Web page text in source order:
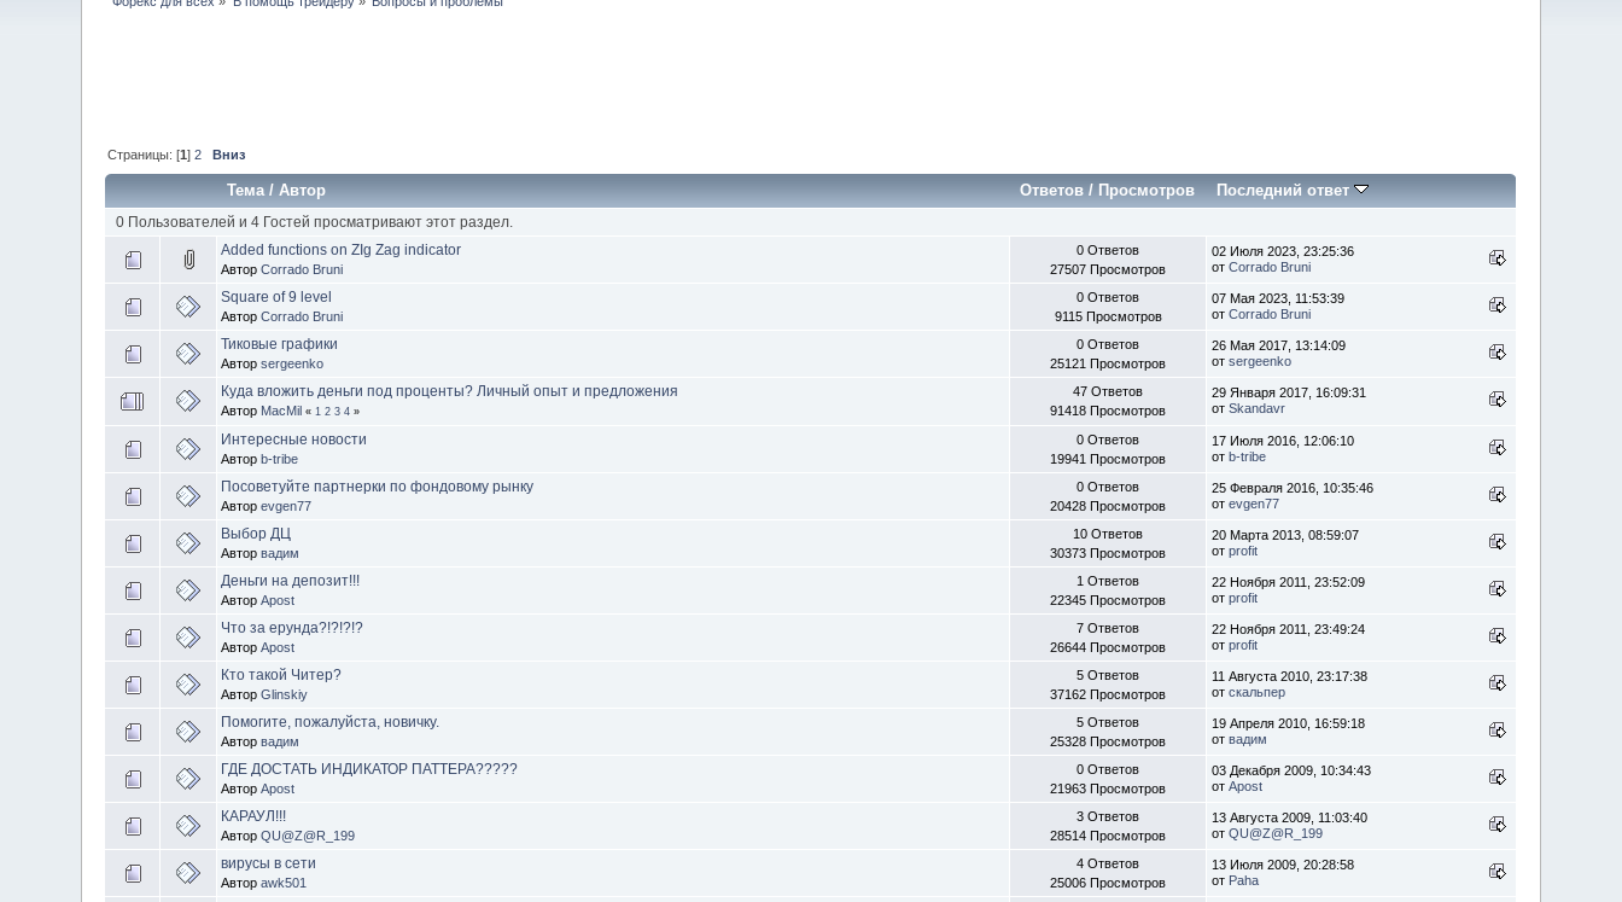
Страницы: [1]2 Вниз
Тема/Автор Ответов /Просмотров Последний ответ
0 Пользователей и 4 Гостей просматривают этот раздел.
Added functions on ZIg Zag indicator
АвторCorrado Bruni
0 Ответов
27507 Просмотров
02 Июля 2023, 23:25:36
отCorrado Bruni
Square of 9 level
АвторCorrado Bruni
0 Ответов
9115 Просмотров
07 Мая 2023, 11:53:39
отCorrado Bruni
Тиковые графики
Авторsergeenko
0 Ответов
25121 Просмотров
26 Мая 2017, 13:14:09
отsergeenko
Куда вложить деньги под проценты? Личный опыт и предложения
Автор MacMil « 1 2 3 4 »
47 Ответов
91418 Просмотров
29 Января 2017, 16:09:31
отSkandavr
Интересные новости
Авторb-tribe
0 Ответов
19941 Просмотров
17 Июля 2016, 12:06:10
отb-tribe
Посоветуйте партнерки по фондовому рынку
Авторevgen77
0 Ответов
20428 Просмотров
25 Февраля 2016, 10:35:46
отevgen77
Выбор ДЦ
Авторвадим
10 Ответов
30373 Просмотров
20 Марта 2013, 08:59:07
отprofit
Деньги на депозит!!!
АвторApost
1 Ответов
22345 Просмотров
22 Ноября 2011, 23:52:09
отprofit
Что за ерунда?!?!?!?
АвторApost
7 Ответов
26644 Просмотров
22 Ноября 2011, 23:49:24
отprofit
Кто такой Читер?
АвторGlinskiy
5 Ответов
37162 Просмотров
11 Августа 2010, 23:17:38
отскальпер
Помогите, пожалуйста, новичку.
Авторвадим
5 Ответов
25328 Просмотров
19 Апреля 2010, 16:59:18
отвадим
ГДЕ ДОСТАТЬ ИНДИКАТОР ПАТТЕРА?????
АвторApost
0 Ответов
21963 Просмотров
03 Декабря 2009, 10:34:43
отApost
КАРАУЛ!!!
АвторQU@Z@R_199
3 Ответов
28514 Просмотров
13 Августа 2009, 11:03:40
отQU@Z@R_199
вирусы в сети
Авторawk501
4 Ответов
25006 Просмотров
13 Июля 2009, 20:28:58
от Paha